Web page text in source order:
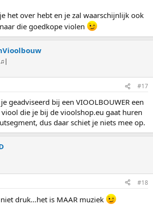
het over hebt en je zal waarschijnlijk ook
die goedkope violen
#17
geadviseerd bij een VIOOLBOUWER een
die je bij de vioolshop.eu gaat huren
dus daar schiet je niets mee op.
#18
druk...het is MAAR muziek